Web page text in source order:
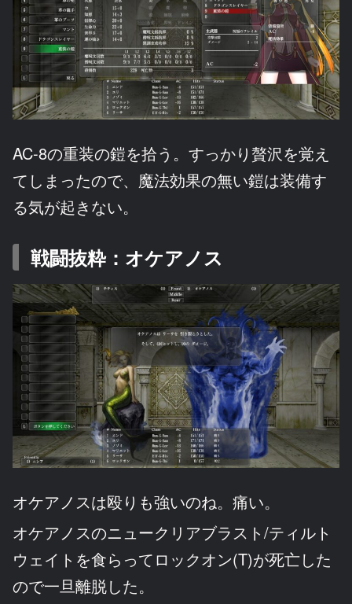
AC-8の重装の鎧を拾う。すっかり贅沢を覚え
てしまったので、魔法効果の無い鎧は装備す
る気が起きない。
戦闘抜粋：オケアノス
オケアノスは殴りも強いのね。痛い。
オケアノスのニュークリアブラスト/ティルト
ウェイトを食らってロックオン(T)が死亡した
ので一旦離脱した。